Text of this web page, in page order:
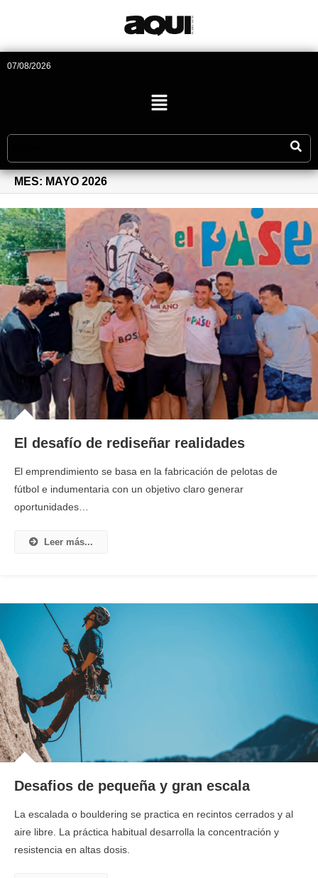
07/08/2026
MES: MAYO 2026
El desafío de rediseñar realidades
El emprendimiento se basa en la fabricación de pelotas de
fútbol e indumentaria con un objetivo claro generar
oportunidades…
Leer más...
Desafios de pequeña y gran escala
La escalada o bouldering se practica en recintos cerrados y al
aire libre. La práctica habitual desarrolla la concentración y
resistencia en altas dosis.